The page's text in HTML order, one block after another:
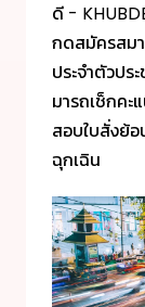
ดี -
กดสมัครสม
ประจำตัวปร
มารถเช็กคะ
สอบใบสั่งย้
ฉุกเฉิน